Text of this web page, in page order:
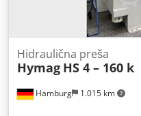
Hamburg 1.015 km
Hidraulična preša
Hymag HS 4 – 160 k